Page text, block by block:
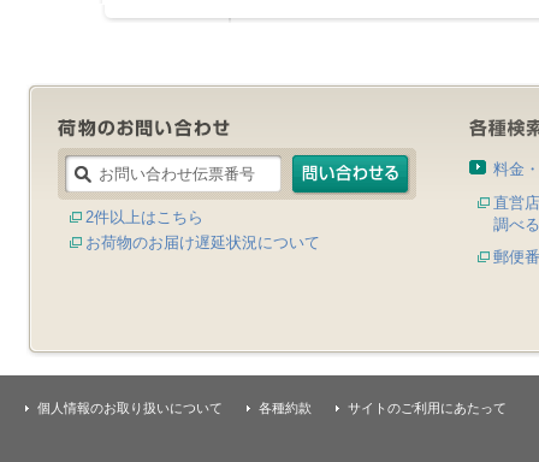
2件以上はこちら
お荷物のお届け遅延状況について
料金
直営
調べる
郵便
個人情報のお取り扱いについて 各種約款 サイトのご利用にあたって